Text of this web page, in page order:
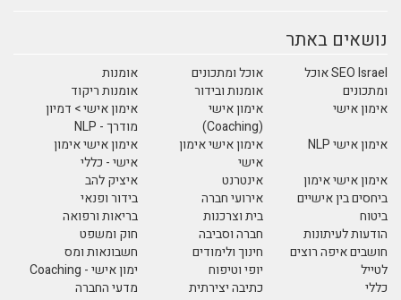
נושאים באתר
SEO Israel אוכל
ומתכונים
אוכל ומתכונים
אומנות
אומנות ובידור
אומנות ריקוד
אימון אישי
אימון אישי
(Coaching)
אימון אישי > דמיון
מודרך - NLP
אימון אישי NLP
אימון אישי אימון
אישי
אימון אישי אימון
אישי - כללי
אימון אישי אימון
ביחסים בין אישיים
אינטרנט
איציק להב
אירועי חברה
בידור ופנאי
ביטוח
בית וצרכנות
בריאות ורפואה
הודעות לעיתונות
חברה וסביבה
חוק ומשפט
חושבים איפה רוצים
לטייל
חינוך ולימודים
חשבונאות ומס
יופי וטיפוח
ימון אישי - Coaching
כללי
כתיבה יצירתית
מדעי החברה